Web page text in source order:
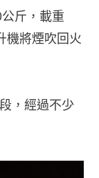
斤，載重
機將煙吹回火
，經過不少